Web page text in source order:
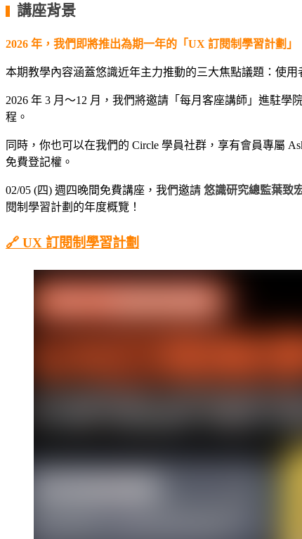
講座背景
2026 年，我們即將推出為期一年的「UX 訂閱制學習計劃」
本期教學內容涵蓋悠識近年主力推動的三大焦點議題：使
2026 年 3 月～12 月，我們將邀請「每月客座講師」進駐
程。
同時，你也可以在我們的 Circle 學員社群，享有會員專屬
免費登記權。
02/05 (四) 週四晚間免費講座，我們邀請 悠識研究總監葉致
閱制學習計劃的年度概覽！
🔗 UX 訂閱制學習計劃